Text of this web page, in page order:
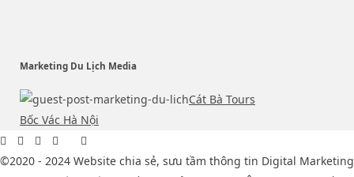
Marketing Du Lịch Media
Cát Bà Tours
Bốc Vác Hà Nội
©2020 - 2024 Website chia sẻ, sưu tầm thông tin Digital Marketing